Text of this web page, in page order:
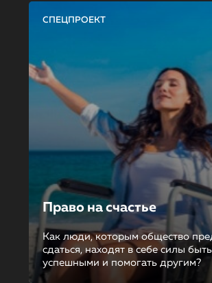
СПЕЦПРОЕКТ
Право на счастье
Как люди, которым общество
сдаться, находят в себе силы быть
успешными и помогать другим?